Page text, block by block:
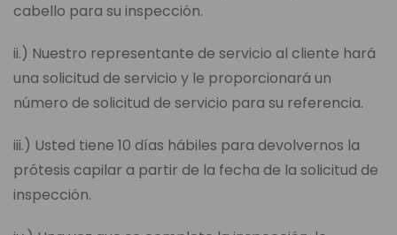
cabello para su inspección.
ii.) Nuestro representante de servicio al cliente hará
una solicitud de servicio y le proporcionará un
número de solicitud de servicio para su referencia.
iii.) Usted tiene 10 días hábiles para devolvernos la
prótesis capilar a partir de la fecha de la solicitud de
inspección.